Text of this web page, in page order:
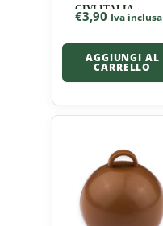
GIVI ITALIA
€3,90 Iva inclusa
AGGIUNGI AL
CARRELLO